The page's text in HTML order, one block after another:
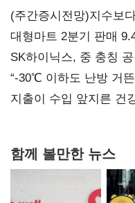
(주간증시전망)지수보
대형마트 2분기 판매
SK하이닉스, 중 충칭
없어”
“-30℃ 이하도 난방 거
협력
지출이 수입 앞지른 건
함께 볼만한 뉴스